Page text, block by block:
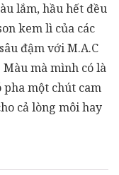
lắm, hầu hết đều
kem lì của các
đậm với M.A.C
mà mình có là
pha một chút cam
cả lòng môi hay